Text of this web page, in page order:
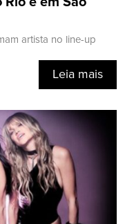
artista no line-up
Leia mais